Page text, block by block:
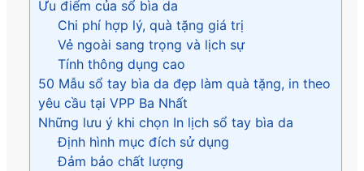
Ưu điểm của sổ bìa da
Chi phí hợp lý, quà tặng giá trị
Vẻ ngoài sang trọng và lịch sự
Tính thông dụng cao
50 Mẫu sổ tay bìa da đẹp làm quà tặng, in theo
yêu cầu tại VPP Ba Nhất
Những lưu ý khi chọn In lịch sổ tay bìa da
Định hình mục đích sử dụng
Đảm bảo chất lượng